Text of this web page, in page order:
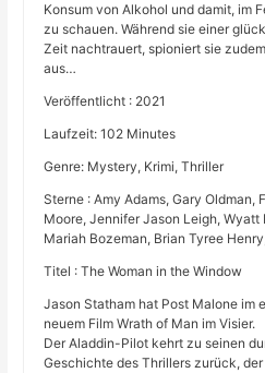
Konsum von Alkohol und damit, im
zu schauen. Während sie einer
Zeit nachtrauert, spioniert sie
aus…
Veröffentlicht : 2021
Laufzeit: 102 Minutes
Genre: Mystery, Krimi, Thriller
Sterne : Amy Adams, Gary Oldman,
Moore, Jennifer Jason Leigh,
Mariah Bozeman, Brian Tyree
Titel : The Woman in the Window
Jason Statham hat Post Malone im
neuem Film Wrath of Man im Visier.
Der Aladdin-Pilot kehrt zu seinen
Geschichte des Thrillers zurück,